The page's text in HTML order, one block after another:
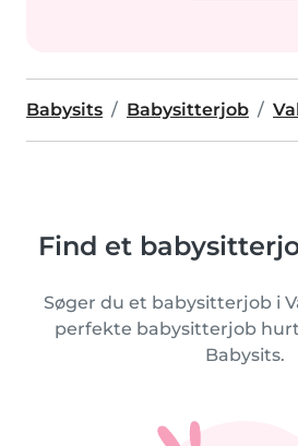
Babysits Babysitterjob
Find et
Søger du et babysitterjob i
perfekte babysitterjob
Babysits.